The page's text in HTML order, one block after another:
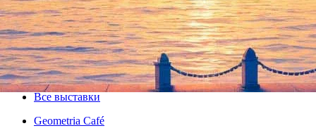
«Упоротым Лисом»
12 мая 2013, воскресенье
Версия для печати
Все выставки
Geometria Café